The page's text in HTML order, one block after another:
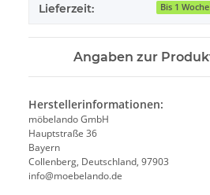
Lieferzeit: Bis 1 Woche
Angaben zur
Herstellerinformationen:
möbelando GmbH
Hauptstraße 36
Bayern
Collenberg, Deutschland, 97903
info@moebelando.de